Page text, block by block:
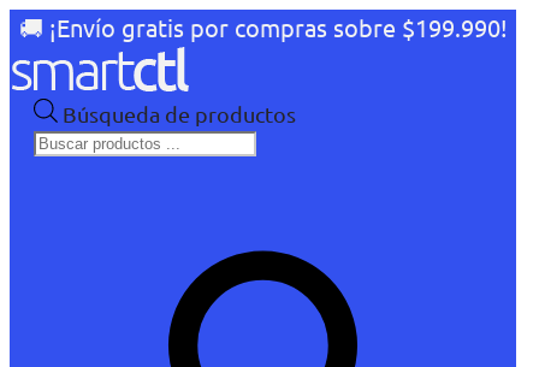
🚚 ¡Envío gratis por compras sobre $199.990!
Búsqueda de productos